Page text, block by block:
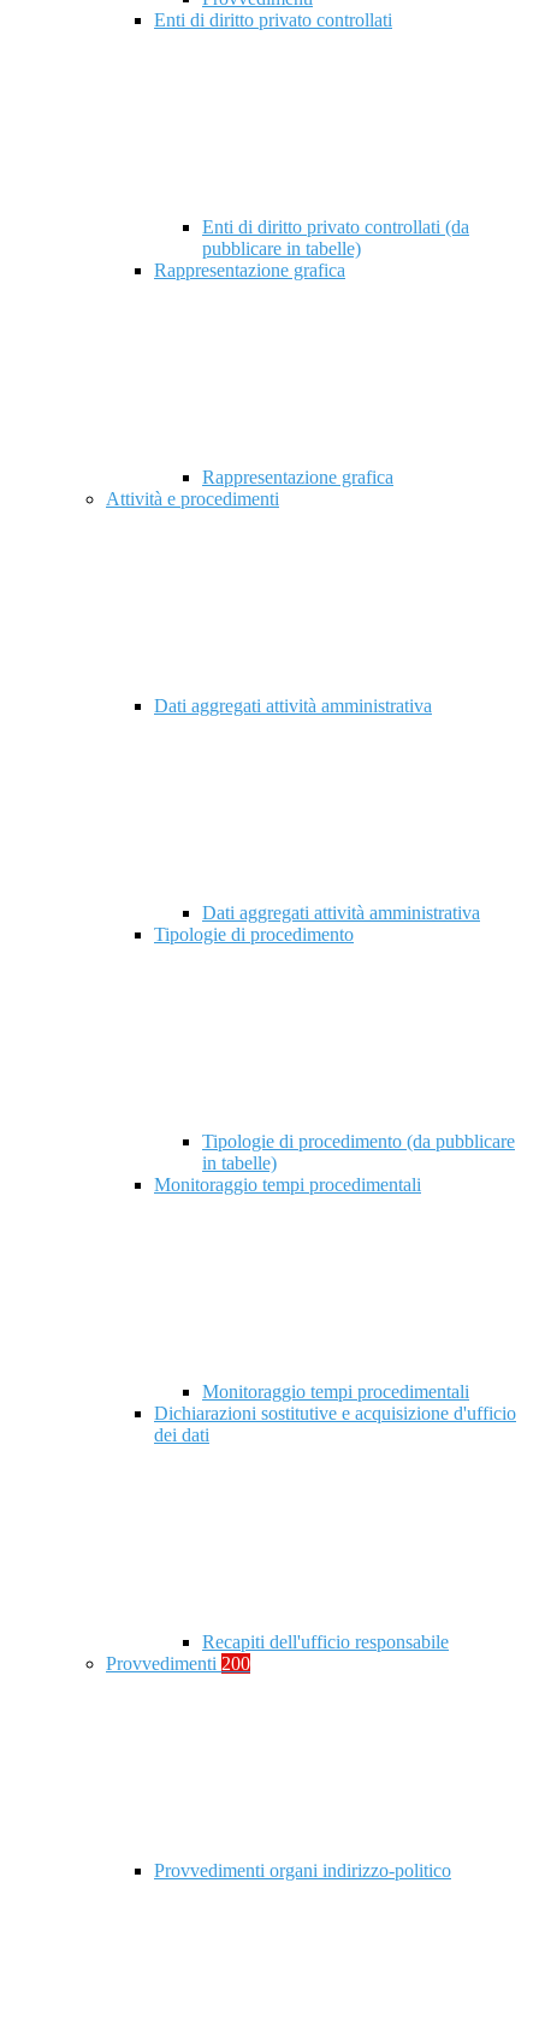
Enti di diritto privato controllati
Enti di diritto privato controllati (da
pubblicare in tabelle)
Rappresentazione grafica
Rappresentazione grafica
Attività e procedimenti
Dati aggregati attività amministrativa
Dati aggregati attività amministrativa
Tipologie di procedimento
Tipologie di procedimento (da pubblicare
in tabelle)
Monitoraggio tempi procedimentali
Monitoraggio tempi procedimentali
Dichiarazioni sostitutive e acquisizione d'ufficio
dei dati
Recapiti dell'ufficio responsabile
Provvedimenti 200
Provvedimenti organi indirizzo-politico